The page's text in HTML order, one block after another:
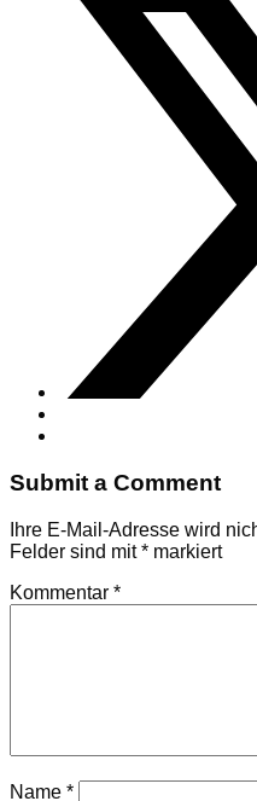
Submit a Comment
Ihre E-Mail-Adresse wird
Felder sind mit* markiert
Kommentar *
Name *